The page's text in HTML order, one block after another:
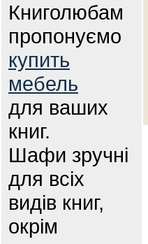
Книголюбам
пропонуємо
купить
мебель
для ваших
книг.
Шафи зручні
для всіх
видів книг,
окрім